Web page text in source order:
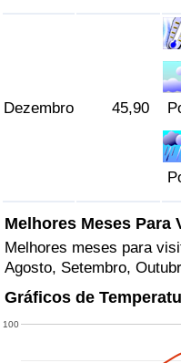
Dezembro 45,90
Melhores Meses Para
Melhores meses para
Agosto, Setembro,
Gráficos de
100